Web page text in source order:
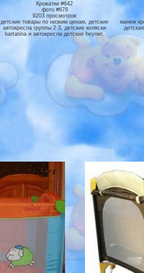
Кроватки #642
фото #678
9203 просмотров
детские товары по низким ценам, детские
автокресла группы 2 3, детские коляски
bartatina и автокресла детские heyner.
манеж